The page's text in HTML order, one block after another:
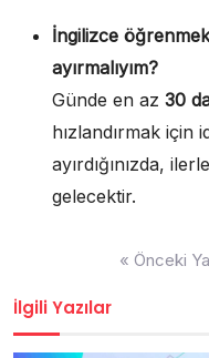
İngilizce
ayırmalıyım?
Günde en az 30
hızlandırmak için
ayırdığınızda,
gelecektir.
« Önceki
İlgili Yazılar